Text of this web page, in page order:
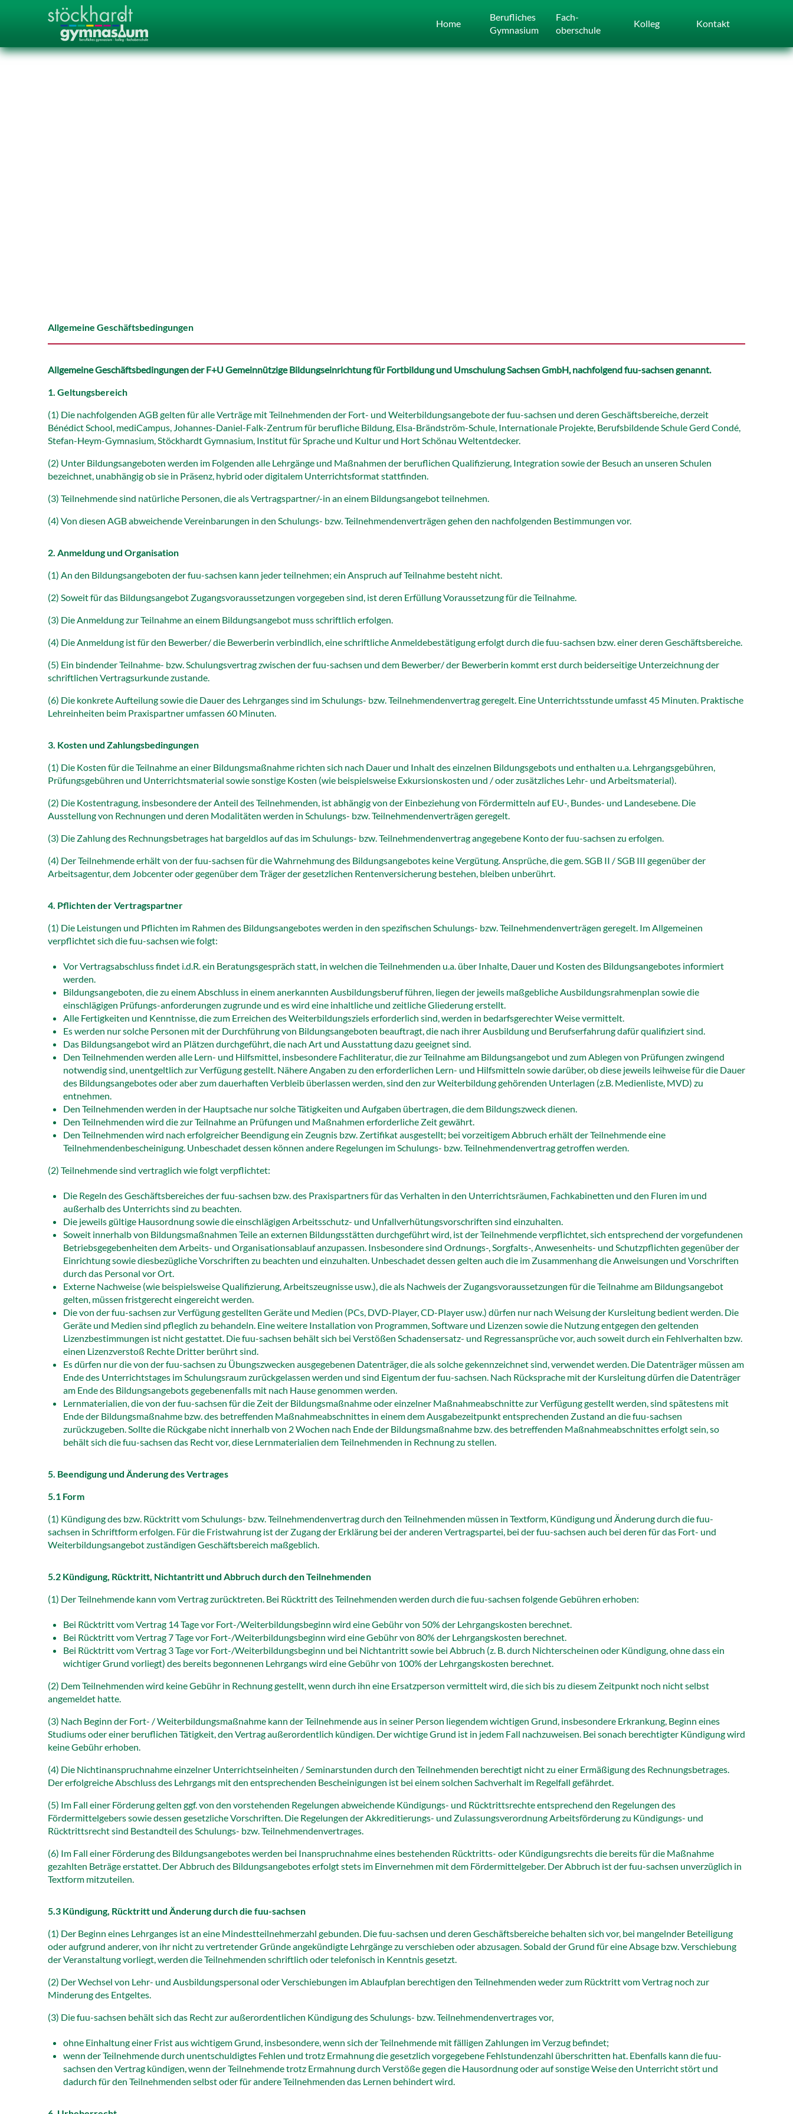
Home
Berufliches
Gymnasium
Fach­
oberschule
Kolleg Kontakt
Allgemeine Geschäftsbedingungen
Allgemeine Geschäftsbedingungen der F+U Gemeinnützige Bildungseinrichtung für Fortbildung und Umschulung Sachsen GmbH, nachfolgend fuu-sachsen genannt.
1. Geltungsbereich
(1) Die nachfolgenden AGB gelten für alle Verträge mit Teilnehmenden der Fort- und Weiterbildungsangebote der fuu-sachsen und deren Geschäftsbereiche, derzeit
Bénédict School, mediCampus, Johannes-Daniel-Falk-Zentrum für berufliche Bildung, Elsa-Brändström-Schule, Internationale Projekte, Berufsbildende Schule Gerd Condé,
Stefan-Heym-Gymnasium, Stöckhardt Gymnasium, Institut für Sprache und Kultur und Hort Schönau Weltentdecker.
(2) Unter Bildungsangeboten werden im Folgenden alle Lehrgänge und Maßnahmen der beruflichen Qualifizierung, Integration sowie der Besuch an unseren Schulen
bezeichnet, unabhängig ob sie in Präsenz, hybrid oder digitalem Unterrichtsformat stattfinden.
(3) Teilnehmende sind natürliche Personen, die als Vertragspartner/-in an einem Bildungsangebot teilnehmen.
(4) Von diesen AGB abweichende Vereinbarungen in den Schulungs- bzw. Teilnehmendenverträgen gehen den nachfolgenden Bestimmungen vor.
2. Anmeldung und Organisation
(1) An den Bildungsangeboten der fuu-sachsen kann jeder teilnehmen; ein Anspruch auf Teilnahme besteht nicht.
(2) Soweit für das Bildungsangebot Zugangsvoraussetzungen vorgegeben sind, ist deren Erfüllung Voraussetzung für die Teilnahme.
(3) Die Anmeldung zur Teilnahme an einem Bildungsangebot muss schriftlich erfolgen.
(4) Die Anmeldung ist für den Bewerber/ die Bewerberin verbindlich, eine schriftliche Anmeldebestätigung erfolgt durch die fuu-sachsen bzw. einer deren Geschäftsbereiche.
(5) Ein bindender Teilnahme- bzw. Schulungsvertrag zwischen der fuu-sachsen und dem Bewerber/ der Bewerberin kommt erst durch beiderseitige Unterzeichnung der
schriftlichen Vertragsurkunde zustande.
(6) Die konkrete Aufteilung sowie die Dauer des Lehrganges sind im Schulungs- bzw. Teilnehmendenvertrag geregelt. Eine Unterrichtsstunde umfasst 45 Minuten. Praktische
Lehreinheiten beim Praxispartner umfassen 60 Minuten.
3. Kosten und Zahlungsbedingungen
(1) Die Kosten für die Teilnahme an einer Bildungsmaßnahme richten sich nach Dauer und Inhalt des einzelnen Bildungsgebots und enthalten u.a. Lehrgangsgebühren,
Prüfungsgebühren und Unterrichtsmaterial sowie sonstige Kosten (wie beispielsweise Exkursionskosten und / oder zusätzliches Lehr- und Arbeitsmaterial).
(2) Die Kostentragung, insbesondere der Anteil des Teilnehmenden, ist abhängig von der Einbeziehung von Fördermitteln auf EU-, Bundes- und Landesebene. Die
Ausstellung von Rechnungen und deren Modalitäten werden in Schulungs- bzw. Teilnehmendenverträgen geregelt.
(3) Die Zahlung des Rechnungsbetrages hat bargeldlos auf das im Schulungs- bzw. Teilnehmendenvertrag angegebene Konto der fuu-sachsen zu erfolgen.
(4) Der Teilnehmende erhält von der fuu-sachsen für die Wahrnehmung des Bildungsangebotes keine Vergütung. Ansprüche, die gem. SGB II / SGB III gegenüber der
Arbeitsagentur, dem Jobcenter oder gegenüber dem Träger der gesetzlichen Rentenversicherung bestehen, bleiben unberührt.
4. Pflichten der Vertragspartner
(1) Die Leistungen und Pflichten im Rahmen des Bildungsangebotes werden in den spezifischen Schulungs- bzw. Teilnehmendenverträgen geregelt. Im Allgemeinen
verpflichtet sich die fuu-sachsen wie folgt:
Vor Vertragsabschluss findet i.d.R. ein Beratungsgespräch statt, in welchen die Teilnehmenden u.a. über Inhalte, Dauer und Kosten des Bildungsangebotes informiert
werden.
Bildungsangeboten, die zu einem Abschluss in einem anerkannten Ausbildungsberuf führen, liegen der jeweils maßgebliche Ausbildungsrahmenplan sowie die
einschlägigen Prüfungs-anforderungen zugrunde und es wird eine inhaltliche und zeitliche Gliederung erstellt.
Alle Fertigkeiten und Kenntnisse, die zum Erreichen des Weiterbildungsziels erforderlich sind, werden in bedarfsgerechter Weise vermittelt.
Es werden nur solche Personen mit der Durchführung von Bildungsangeboten beauftragt, die nach ihrer Ausbildung und Berufserfahrung dafür qualifiziert sind.
Das Bildungsangebot wird an Plätzen durchgeführt, die nach Art und Ausstattung dazu geeignet sind.
Den Teilnehmenden werden alle Lern- und Hilfsmittel, insbesondere Fachliteratur, die zur Teilnahme am Bildungsangebot und zum Ablegen von Prüfungen zwingend
notwendig sind, unentgeltlich zur Verfügung gestellt. Nähere Angaben zu den erforderlichen Lern- und Hilfsmitteln sowie darüber, ob diese jeweils leihweise für die Dauer
des Bildungsangebotes oder aber zum dauerhaften Verbleib überlassen werden, sind den zur Weiterbildung gehörenden Unterlagen (z.B. Medienliste, MVD) zu
entnehmen.
Den Teilnehmenden werden in der Hauptsache nur solche Tätigkeiten und Aufgaben übertragen, die dem Bildungszweck dienen.
Den Teilnehmenden wird die zur Teilnahme an Prüfungen und Maßnahmen erforderliche Zeit gewährt.
Den Teilnehmenden wird nach erfolgreicher Beendigung ein Zeugnis bzw. Zertifikat ausgestellt; bei vorzeitigem Abbruch erhält der Teilnehmende eine
Teilnehmendenbescheinigung. Unbeschadet dessen können andere Regelungen im Schulungs- bzw. Teilnehmendenvertrag getroffen werden.
(2) Teilnehmende sind vertraglich wie folgt verpflichtet:
Die Regeln des Geschäftsbereiches der fuu-sachsen bzw. des Praxispartners für das Verhalten in den Unterrichtsräumen, Fachkabinetten und den Fluren im und
außerhalb des Unterrichts sind zu beachten.
Die jeweils gültige Hausordnung sowie die einschlägigen Arbeitsschutz- und Unfallverhütungsvorschriften sind einzuhalten.
Soweit innerhalb von Bildungsmaßnahmen Teile an externen Bildungsstätten durchgeführt wird, ist der Teilnehmende verpflichtet, sich entsprechend der vorgefundenen
Betriebsgegebenheiten dem Arbeits- und Organisationsablauf anzupassen. Insbesondere sind Ordnungs-, Sorgfalts-, Anwesenheits- und Schutzpflichten gegenüber der
Einrichtung sowie diesbezügliche Vorschriften zu beachten und einzuhalten. Unbeschadet dessen gelten auch die im Zusammenhang die Anweisungen und Vorschriften
durch das Personal vor Ort.
Externe Nachweise (wie beispielsweise Qualifizierung, Arbeitszeugnisse usw.), die als Nachweis der Zugangsvoraussetzungen für die Teilnahme am Bildungsangebot
gelten, müssen fristgerecht eingereicht werden.
Die von der fuu-sachsen zur Verfügung gestellten Geräte und Medien (PCs, DVD-Player, CD-Player usw.) dürfen nur nach Weisung der Kursleitung bedient werden. Die
Geräte und Medien sind pfleglich zu behandeln. Eine weitere Installation von Programmen, Software und Lizenzen sowie die Nutzung entgegen den geltenden
Lizenzbestimmungen ist nicht gestattet. Die fuu-sachsen behält sich bei Verstößen Schadensersatz- und Regressansprüche vor, auch soweit durch ein Fehlverhalten bzw.
einen Lizenzverstoß Rechte Dritter berührt sind.
Es dürfen nur die von der fuu-sachsen zu Übungszwecken ausgegebenen Datenträger, die als solche gekennzeichnet sind, verwendet werden. Die Datenträger müssen am
Ende des Unterrichtstages im Schulungsraum zurückgelassen werden und sind Eigentum der fuu-sachsen. Nach Rücksprache mit der Kursleitung dürfen die Datenträger
am Ende des Bildungsangebots gegebenenfalls mit nach Hause genommen werden.
Lernmaterialien, die von der fuu-sachsen für die Zeit der Bildungsmaßnahme oder einzelner Maßnahmeabschnitte zur Verfügung gestellt werden, sind spätestens mit
Ende der Bildungsmaßnahme bzw. des betreffenden Maßnahmeabschnittes in einem dem Ausgabezeitpunkt entsprechenden Zustand an die fuu-sachsen
zurückzugeben. Sollte die Rückgabe nicht innerhalb von 2 Wochen nach Ende der Bildungsmaßnahme bzw. des betreffenden Maßnahmeabschnittes erfolgt sein, so
behält sich die fuu-sachsen das Recht vor, diese Lernmaterialien dem Teilnehmenden in Rechnung zu stellen.
5. Beendigung und Änderung des Vertrages
5.1 Form
(1) Kündigung des bzw. Rücktritt vom Schulungs- bzw. Teilnehmendenvertrag durch den Teilnehmenden müssen in Textform, Kündigung und Änderung durch die fuu-
sachsen in Schriftform erfolgen. Für die Fristwahrung ist der Zugang der Erklärung bei der anderen Vertragspartei, bei der fuu-sachsen auch bei deren für das Fort- und
Weiterbildungsangebot zuständigen Geschäftsbereich maßgeblich.
5.2 Kündigung, Rücktritt, Nichtantritt und Abbruch durch den Teilnehmenden
(1) Der Teilnehmende kann vom Vertrag zurücktreten. Bei Rücktritt des Teilnehmenden werden durch die fuu-sachsen folgende Gebühren erhoben:
Bei Rücktritt vom Vertrag 14 Tage vor Fort-/Weiterbildungsbeginn wird eine Gebühr von 50% der Lehrgangskosten berechnet.
Bei Rücktritt vom Vertrag 7 Tage vor Fort-/Weiterbildungsbeginn wird eine Gebühr von 80% der Lehrgangskosten berechnet.
Bei Rücktritt vom Vertrag 3 Tage vor Fort-/Weiterbildungsbeginn und bei Nichtantritt sowie bei Abbruch (z. B. durch Nichterscheinen oder Kündigung, ohne dass ein
wichtiger Grund vorliegt) des bereits begonnenen Lehrgangs wird eine Gebühr von 100% der Lehrgangskosten berechnet.
(2) Dem Teilnehmenden wird keine Gebühr in Rechnung gestellt, wenn durch ihn eine Ersatzperson vermittelt wird, die sich bis zu diesem Zeitpunkt noch nicht selbst
angemeldet hatte.
(3) Nach Beginn der Fort- / Weiterbildungsmaßnahme kann der Teilnehmende aus in seiner Person liegendem wichtigen Grund, insbesondere Erkrankung, Beginn eines
Studiums oder einer beruflichen Tätigkeit, den Vertrag außerordentlich kündigen. Der wichtige Grund ist in jedem Fall nachzuweisen. Bei sonach berechtigter Kündigung wird
keine Gebühr erhoben.
(4) Die Nichtinanspruchnahme einzelner Unterrichtseinheiten / Seminarstunden durch den Teilnehmenden berechtigt nicht zu einer Ermäßigung des Rechnungsbetrages.
Der erfolgreiche Abschluss des Lehrgangs mit den entsprechenden Bescheinigungen ist bei einem solchen Sachverhalt im Regelfall gefährdet.
(5) Im Fall einer Förderung gelten ggf. von den vorstehenden Regelungen abweichende Kündigungs- und Rücktrittsrechte entsprechend den Regelungen des
Fördermittelgebers sowie dessen gesetzliche Vorschriften. Die Regelungen der Akkreditierungs- und Zulassungsverordnung Arbeitsförderung zu Kündigungs- und
Rücktrittsrecht sind Bestandteil des Schulungs- bzw. Teilnehmendenvertrages.
(6) Im Fall einer Förderung des Bildungsangebotes werden bei Inanspruchnahme eines bestehenden Rücktritts- oder Kündigungsrechts die bereits für die Maßnahme
gezahlten Beträge erstattet. Der Abbruch des Bildungsangebotes erfolgt stets im Einvernehmen mit dem Fördermittelgeber. Der Abbruch ist der fuu-sachsen unverzüglich in
Textform mitzuteilen.
5.3 Kündigung, Rücktritt und Änderung durch die fuu-sachsen
(1) Der Beginn eines Lehrganges ist an eine Mindestteilnehmerzahl gebunden. Die fuu-sachsen und deren Geschäftsbereiche behalten sich vor, bei mangelnder Beteiligung
oder aufgrund anderer, von ihr nicht zu vertretender Gründe angekündigte Lehrgänge zu verschieben oder abzusagen. Sobald der Grund für eine Absage bzw. Verschiebung
der Veranstaltung vorliegt, werden die Teilnehmenden schriftlich oder telefonisch in Kenntnis gesetzt.
(2) Der Wechsel von Lehr- und Ausbildungspersonal oder Verschiebungen im Ablaufplan berechtigen den Teilnehmenden weder zum Rücktritt vom Vertrag noch zur
Minderung des Entgeltes.
(3) Die fuu-sachsen behält sich das Recht zur außerordentlichen Kündigung des Schulungs- bzw. Teilnehmendenvertrages vor,
ohne Einhaltung einer Frist aus wichtigem Grund, insbesondere, wenn sich der Teilnehmende mit fälligen Zahlungen im Verzug befindet;
wenn der Teilnehmende durch unentschuldigtes Fehlen und trotz Ermahnung die gesetzlich vorgegebene Fehlstundenzahl überschritten hat. Ebenfalls kann die fuu-
sachsen den Vertrag kündigen, wenn der Teilnehmende trotz Ermahnung durch Verstöße gegen die Hausordnung oder auf sonstige Weise den Unterricht stört und
dadurch für den Teilnehmenden selbst oder für andere Teilnehmenden das Lernen behindert wird.